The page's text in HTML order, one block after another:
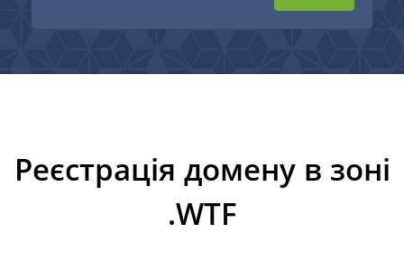
Реєстрація домену в зоні
.WTF